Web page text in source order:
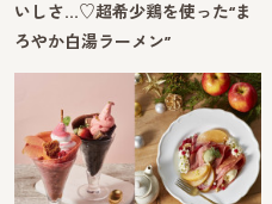
いしさ…♡超希少鶏を使った“ま
ろやか白湯ラーメン”